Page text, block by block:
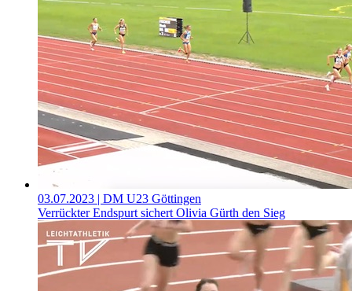
03.07.2023 | DM U23 Göttingen
Verrückter Endspurt sichert Olivia Gürth den Sieg